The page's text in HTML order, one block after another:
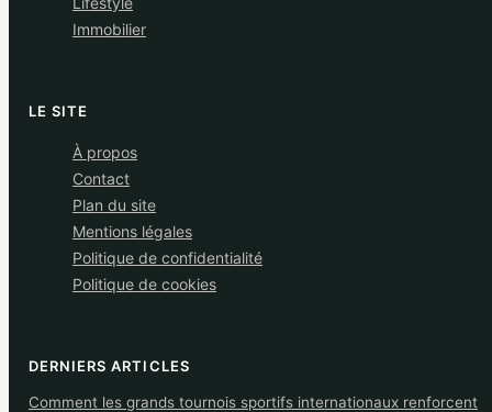
Immobilier
LE SITE
À propos
Contact
Plan du site
Mentions légales
Politique de confidentialité
Politique de cookies
DERNIERS ARTICLES
Comment les grands tournois sportifs internationaux renforcent